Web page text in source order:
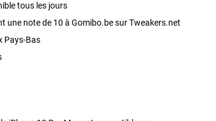
tous les jours
une note de 10 à Gomibo.be sur Tweakers.net
Pays-Bas